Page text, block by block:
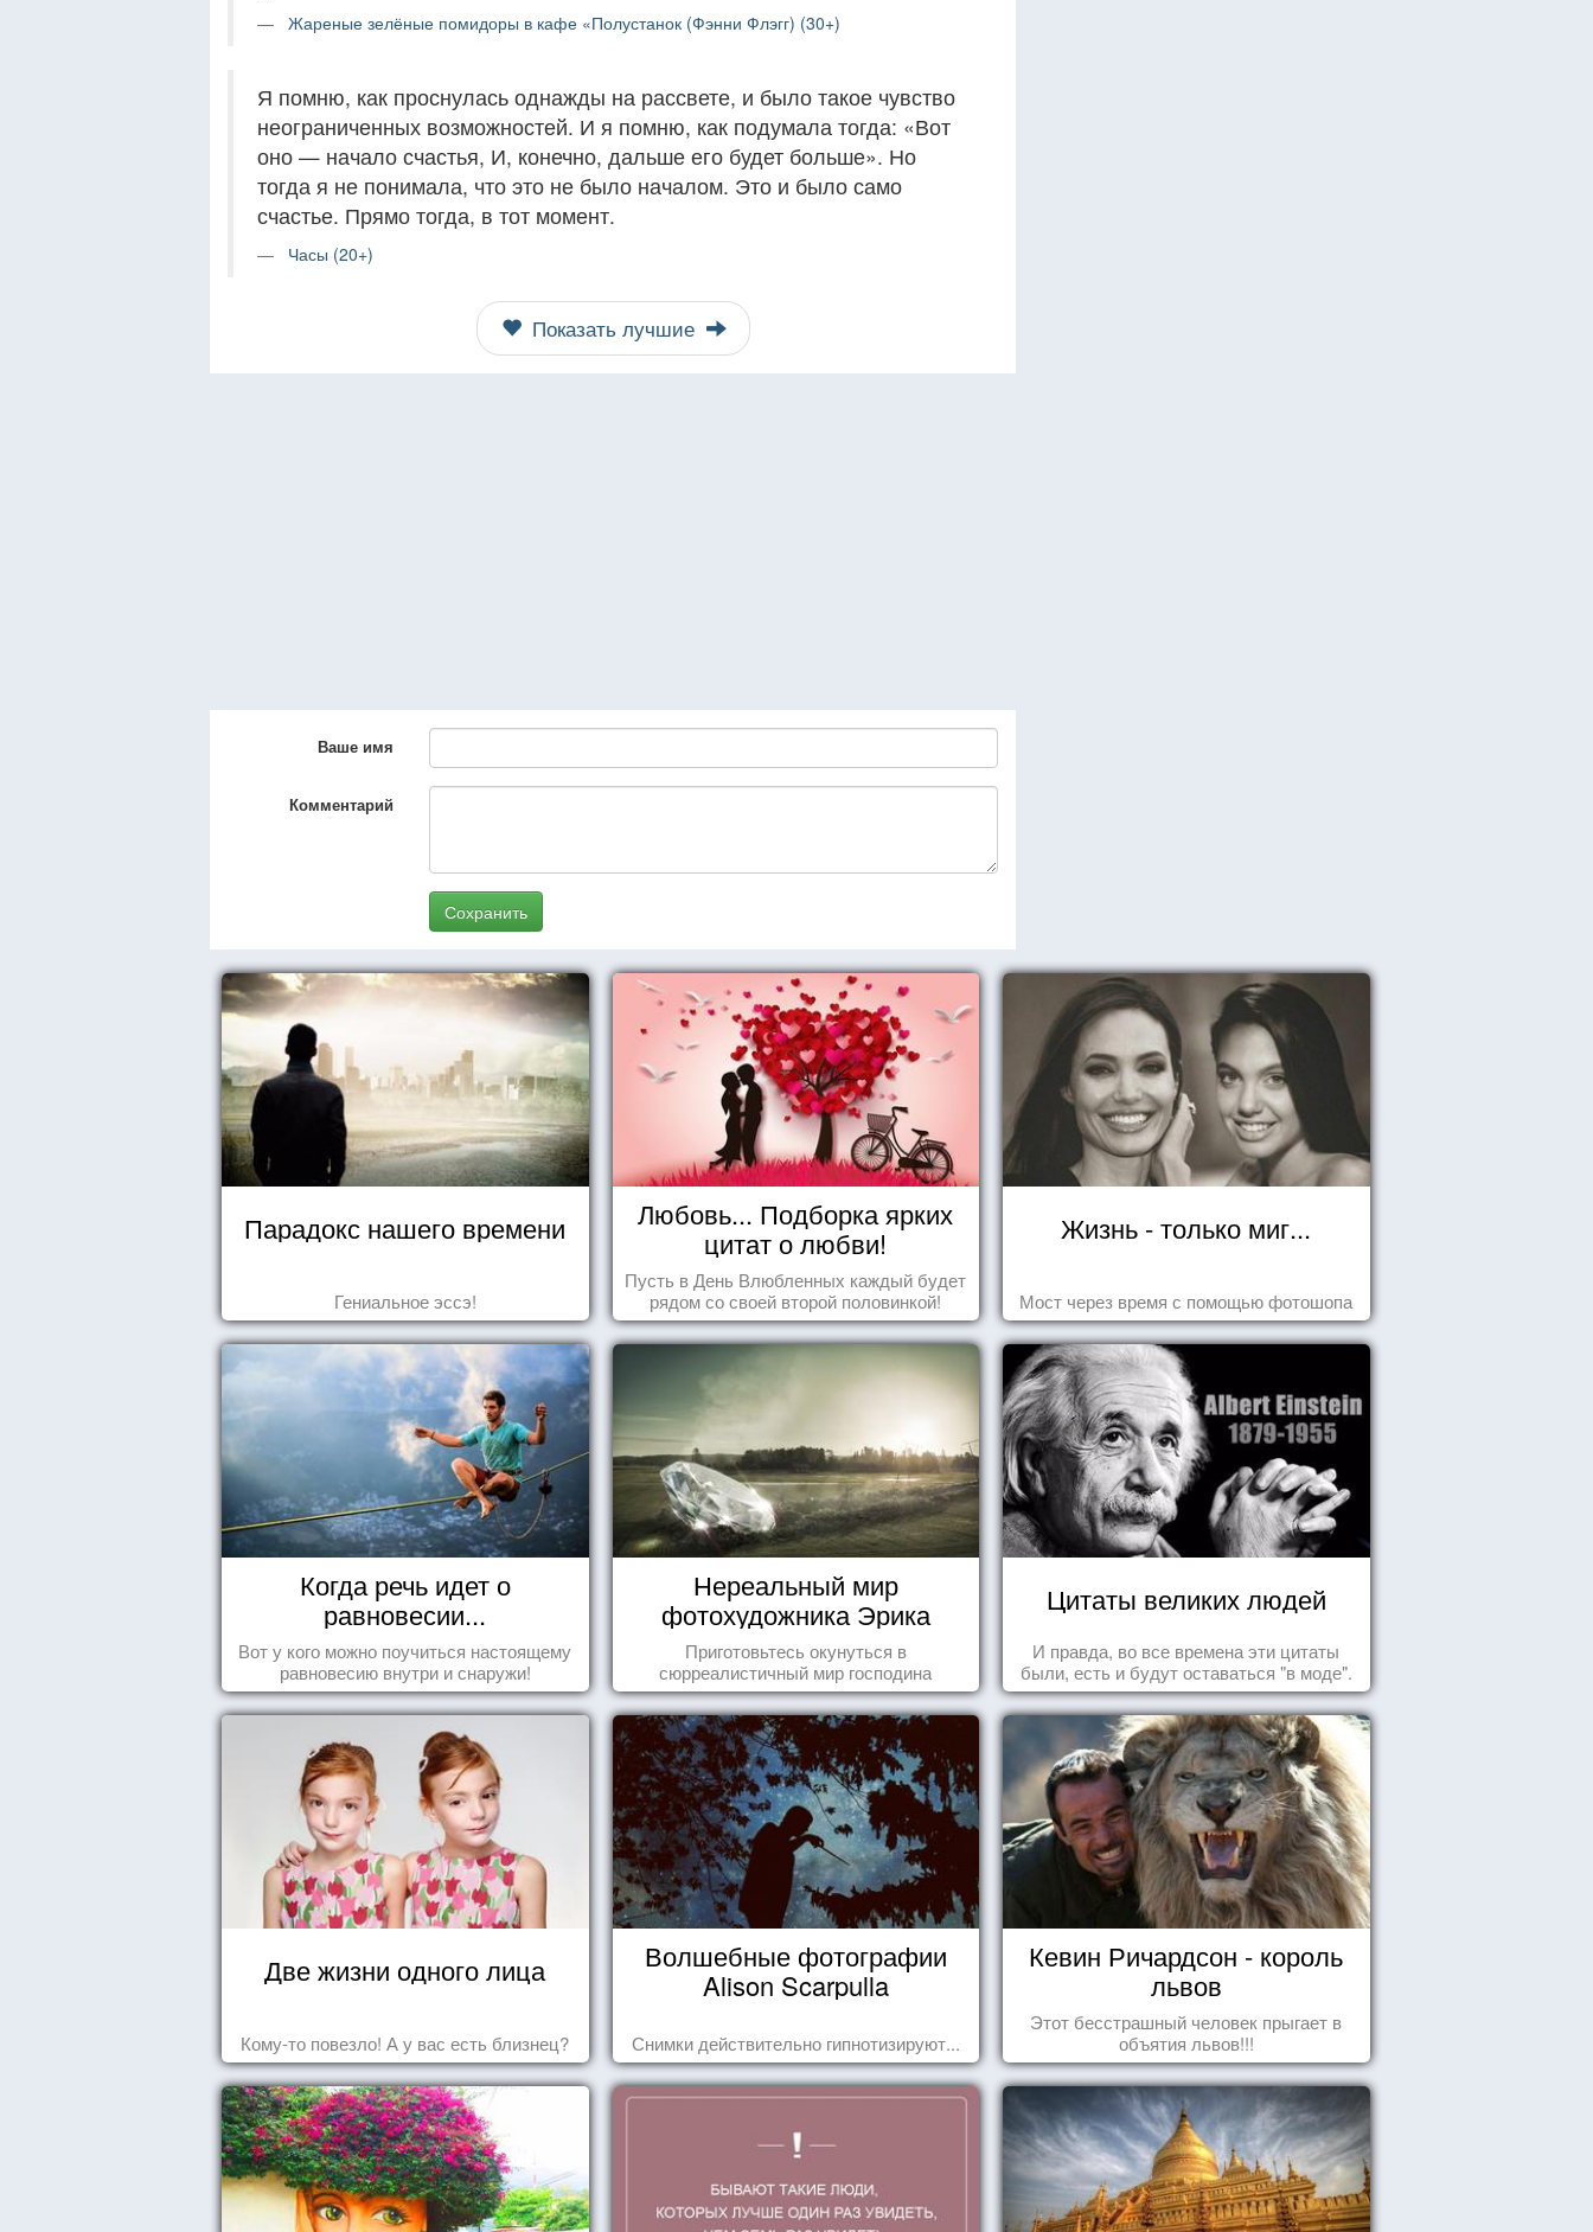
Жареные зелёные помидоры в кафе «Полустанок (Фэнни Флэгг) (30+)
Я помню, как проснулась однажды на рассвете, и было такое чувство
неограниченных возможностей. И я помню, как подумала тогда: «Вот
оно — начало счастья, И, конечно, дальше его будет больше». Но
тогда я не понимала, что это не было началом. Это и было само
счастье. Прямо тогда, в тот момент.
Часы (20+)
Показать лучшие
Ваше имя
Комментарий
Сохранить
Парадокс нашего времени
Гениальное эссэ!
Любовь... Подборка ярких
цитат о любви!
Пусть в День Влюбленных каждый будет
рядом со своей второй половинкой!
Жизнь - только миг...
Мост через время с помощью фотошопа
Когда речь идет о
равновесии...
Вот у кого можно поучиться настоящему
равновесию внутри и снаружи!
Нереальный мир
фотохудожника Эрика
Йоханссона
Приготовьтесь окунуться в
сюрреалистичный мир господина
Йоханссона
Цитаты великих людей
И правда, во все времена эти цитаты
были, есть и будут оставаться "в моде".
Две жизни одного лица
Кому-то повезло! А у вас есть близнец?
Волшебные фотографии
Alison Scarpulla
Снимки действительно гипнотизируют...
Кевин Ричардсон - король
львов
Этот бесстрашный человек прыгает в
объятия львов!!!